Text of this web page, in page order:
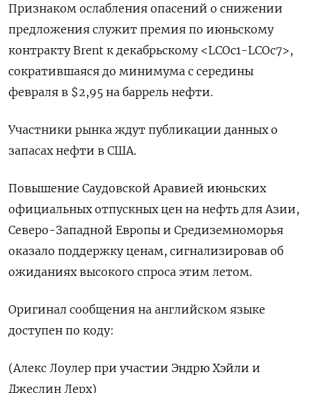
Признаком ослабления опасений о снижении
предложения служит премия по июньскому
контракту Brent к декабрьскому <LCOc1-LCOc7>,
сократившаяся до минимума с середины
февраля в $2,95 на баррель нефти.
Участники рынка ждут публикации данных о
запасах нефти в США.
Повышение Саудовской Аравией июньских
официальных отпускных цен на нефть для Азии,
Северо-Западной Европы и Средиземноморья
оказало поддержку ценам, сигнализировав об
ожиданиях высокого спроса этим летом.
Оригинал сообщения на английском языке
доступен по коду:
(Алекс Лоулер при участии Эндрю Хэйли и
Джеслин Лерх)